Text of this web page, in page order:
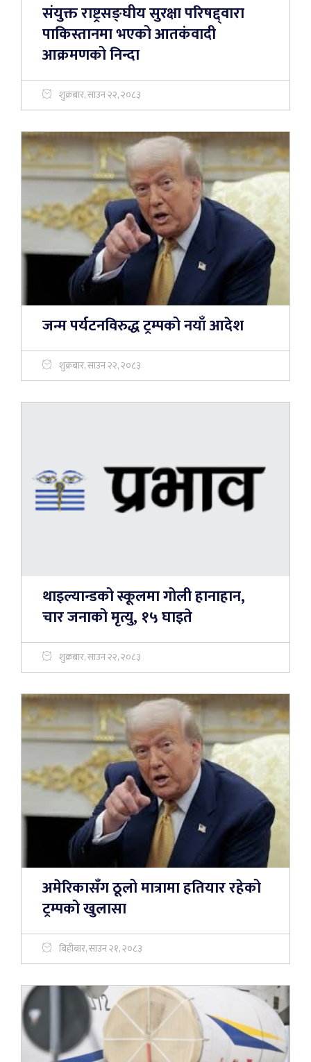
संयुक्त राष्ट्रसङ्घीय सुरक्षा परिषद्द्वारा
पाकिस्तानमा भएको आतकंवादी
आक्रमणको निन्दा
शुक्रबार, साउन २२, २०८३
जन्म पर्यटनविरुद्ध ट्रम्पको नयाँ आदेश
शुक्रबार, साउन २२, २०८३
थाइल्यान्डको स्कूलमा गोली हानाहान,
चार जनाको मृत्यु, १५ घाइते
शुक्रबार, साउन २२, २०८३
अमेरिकासँग ठूलो मात्रामा हतियार रहेको
ट्रम्पको खुलासा
बिहीबार, साउन २१, २०८३